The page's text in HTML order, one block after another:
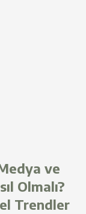
ve
Olmalı?
Trendler